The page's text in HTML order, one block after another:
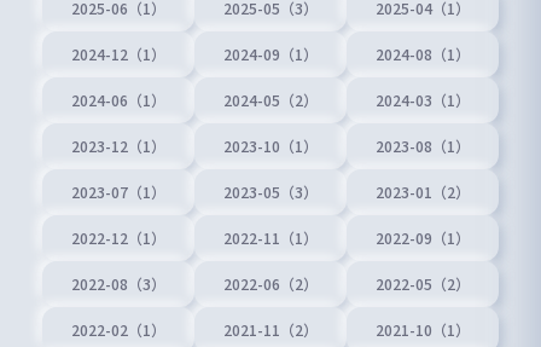
2025-06（1） 2025-05（3） 2025-04（1）
2024-12（1） 2024-09（1） 2024-08（1）
2024-06（1） 2024-05（2） 2024-03（1）
2023-12（1） 2023-10（1） 2023-08（1）
2023-07（1） 2023-05（3） 2023-01（2）
2022-12（1） 2022-11（1） 2022-09（1）
2022-08（3） 2022-06（2） 2022-05（2）
2022-02（1） 2021-11（2） 2021-10（1）